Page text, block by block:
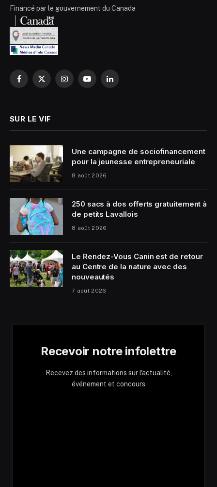
Financé par le gouvernement du Canada
Facebook
X
InstagramYouTubeLinkedIn
SUR LE VIF
Une campagne de sociofinancement
pour la jeunesse entrepreneuriale
8 août 2026
250 sacs à dos offerts gratuitement à
de petits Lavallois
8 août 2026
Le Rendez-Vous Canin est de retour
au Centre de la nature avec des
nouveautés
7 août 2026
Recevoir notre infolettre
Recevez des informations sur l'actualité,
événement et concours